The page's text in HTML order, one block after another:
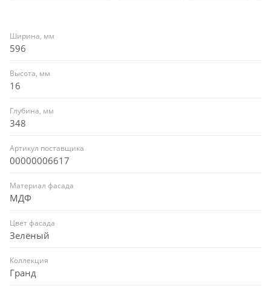
Ширина, мм
596
Высота, мм
16
Глубина, мм
348
Артикул поставщика
00000006617
Материал фасада
МДФ
Цвет фасада
Зелёный
Коллекция
Гранд